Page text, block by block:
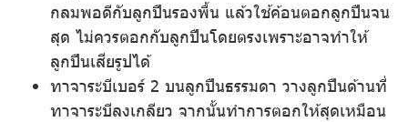
กลมพอดีกับลูกปืนรองพื้น แล้วใช้ค้อนตอกลูกปืนจน
สุด ไม่ควรตอกกับลูกปืนโดยตรงเพราะอาจทำให้
ลูกปืนเสียรูปได้
ทาจาระบีเบอร์ 2 บนลูกปืนธรรมดา วางลูกปืนด้านที่
ทาจาระบีลงเกลียว จากนั้นทำการตอกให้สุดเหมือน